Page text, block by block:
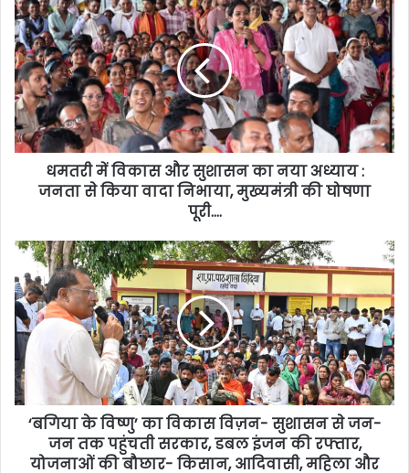
धमतरी में विकास और सुशासन का नया अध्याय :
जनता से किया वादा निभाया, मुख्यमंत्री की घोषणा
पूरी….
‘बगिया के विष्णु’ का विकास विज़न- सुशासन से जन-
जन तक पहुंचती सरकार, डबल इंजन की रफ्तार,
योजनाओं की बौछार- किसान, आदिवासी, महिला और